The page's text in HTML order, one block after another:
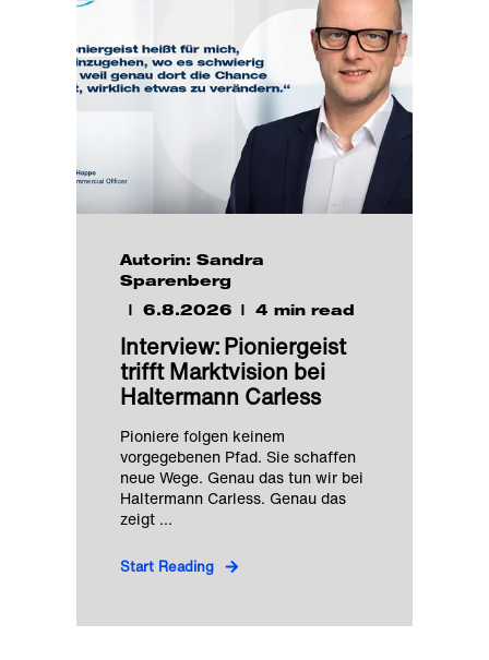
Autorin: Sandra
Sparenberg
6.8.2026 4 min read
Interview: Pioniergeist
trifft Marktvision bei
Haltermann Carless
Pioniere folgen keinem
vorgegebenen Pfad. Sie schaffen
neue Wege. Genau das tun wir bei
Haltermann Carless. Genau das
zeigt ...
Start Reading